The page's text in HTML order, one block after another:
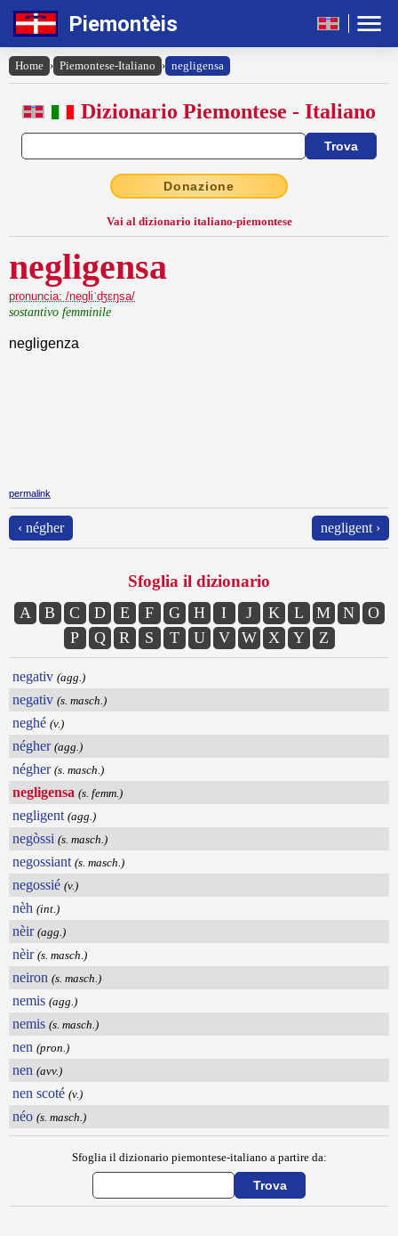
Piemontèis
Home › Piemontese-Italiano › negligensa
Dizionario Piemontese - Italiano
Donazione
Vai al dizionario italiano-piemontese
negligensa
pronuncia: /negliˈʤɛŋsa/
sostantivo femminile
negligenza
permalink
‹ négher negligent ›
Sfoglia il dizionario
A B C D E F G H I J K L M N
O
P
Q R S T U V W X Y Z
negativ (agg.)
negativ (s. masch.)
neghé (v.)
négher (agg.)
négher (s. masch.)
negligensa (s. femm.)
negligent (agg.)
negòssi (s. masch.)
negossiant (s. masch.)
negossié (v.)
nèh (int.)
nèir (agg.)
nèir (s. masch.)
neiron (s. masch.)
nemis (agg.)
nemis (s. masch.)
nen (pron.)
nen (avv.)
nen scoté (v.)
néo (s. masch.)
Sfoglia il dizionario piemontese-italiano a partire da: